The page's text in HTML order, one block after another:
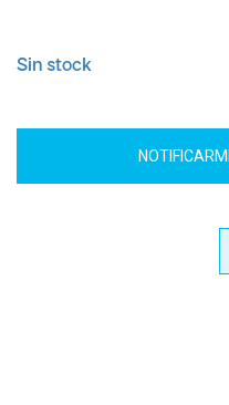
Sin stock